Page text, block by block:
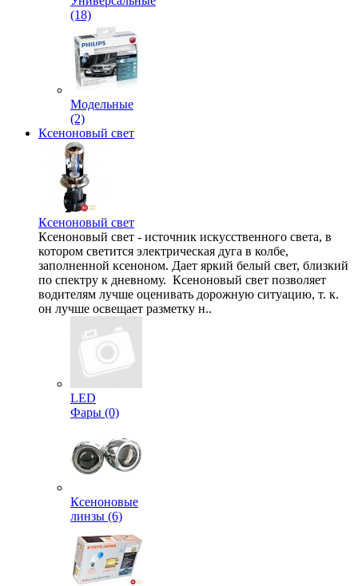
(18)
Модельные
(2)
Ксеноновый свет
Ксеноновый свет
Ксеноновый свет - источник искусственного света, в
котором светится электрическая дуга в колбе,
заполненной ксеноном. Дает яркий белый свет, близкий
по спектру к дневному. Ксеноновый свет позволяет
водителям лучше оценивать дорожную ситуацию, т. к.
он лучше освещает разметку н..
LED
Фары (0)
Ксеноновые
линзы (6)